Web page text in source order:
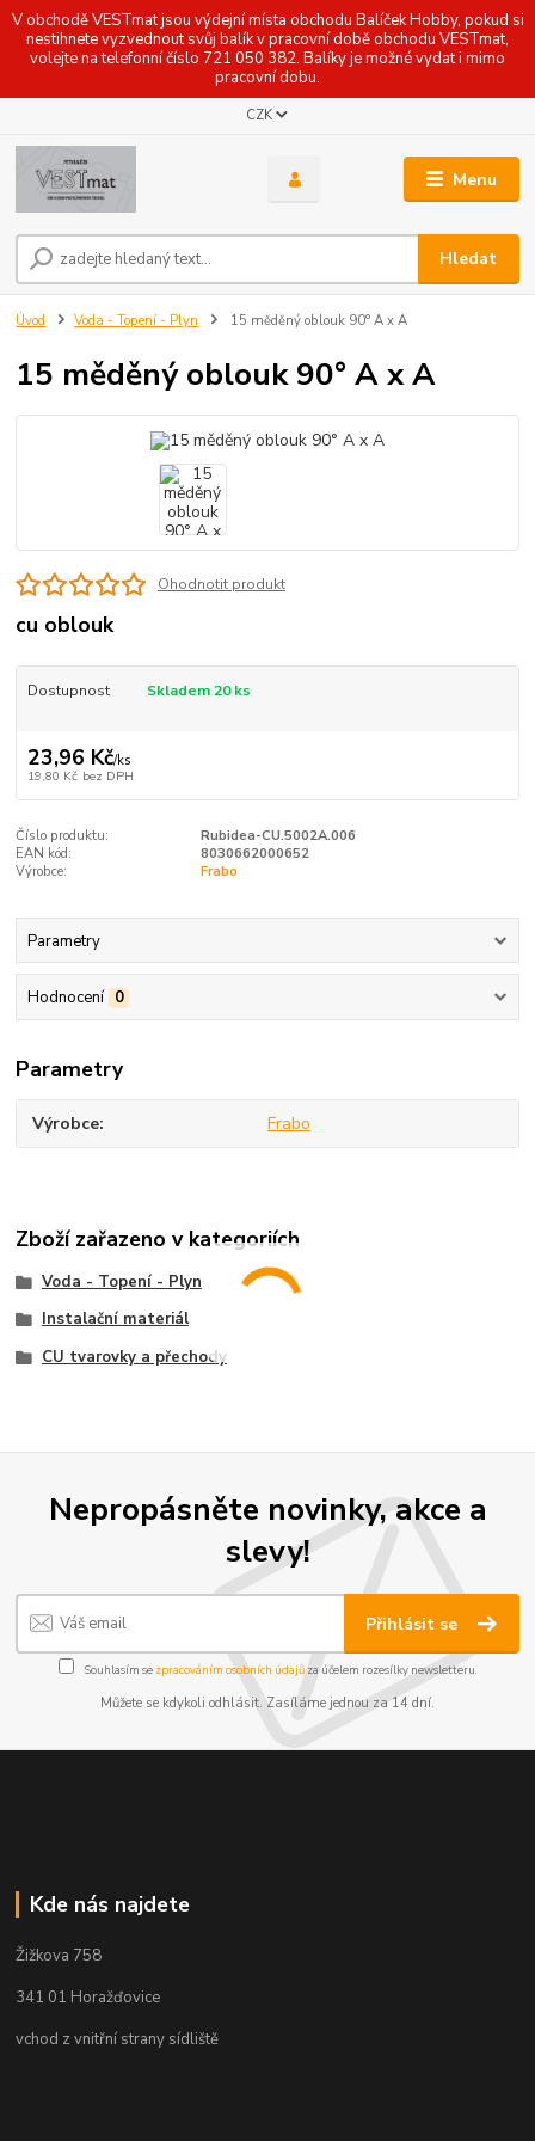
V obchodě VESTmat jsou výdejní místa obchodu Balíček Hobby, pokud si
nestihnete vyzvednout svůj balík v pracovní době obchodu VESTmat,
volejte na telefonní číslo 721 050 382. Balíky je možné vydat i mimo
pracovní dobu.
Menu
CZK
Hledat
Úvod Voda - Topení - Plyn 15 měděný oblouk 90° A x A
15 měděný oblouk 90° A x A
Ohodnotit produkt
cu oblouk
Dostupnost Skladem 20 ks
23,96 Kč/ks
19,80 Kč bez DPH
Číslo produktu:
Rubidea-CU.5002A.006
EAN kód:
8030662000652
Výrobce:
Frabo
Parametry
Hodnocení 0
Parametry
Výrobce Frabo
Zboží zařazeno v kategoriích
Voda - Topení - Plyn
Instalační materiál
CU tvarovky a přechody
Nepropásněte novinky, akce a
slevy!
Přihlásit se
Souhlasím se zpracováním osobních údajůza účelem rozesílky newsletteru.
Můžete se kdykoli odhlásit. Zasíláme jednou za 14 dní.
Kde nás najdete
Žižkova 758
341 01 Horažďovice
vchod z vnitřní strany sídliště